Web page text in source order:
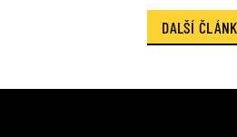
DALŠÍ